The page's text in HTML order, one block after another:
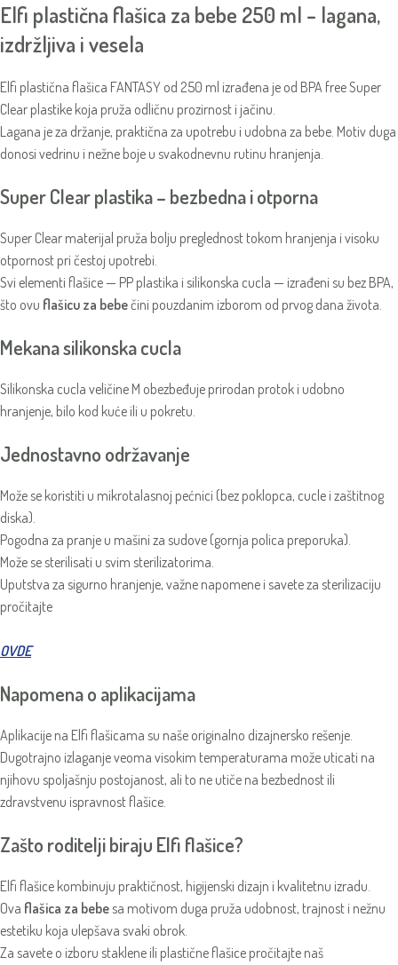
Elfi plastična flašica za bebe 250 ml – lagana,
izdržljiva i vesela
Elfi plastična flašica FANTASY od 250 ml izrađena je od BPA free Super
Clear plastike koja pruža odličnu prozirnost i jačinu.
Lagana je za držanje, praktična za upotrebu i udobna za bebe. Motiv duga
donosi vedrinu i nežne boje u svakodnevnu rutinu hranjenja.
Super Clear plastika – bezbedna i otporna
Super Clear materijal pruža bolju preglednost tokom hranjenja i visoku
otpornost pri čestoj upotrebi.
Svi elementi flašice — PP plastika i silikonska cucla — izrađeni su bez BPA,
što ovu flašicu za bebečini pouzdanim izborom od prvog dana života.
Mekana silikonska cucla
Silikonska cucla veličine M obezbeđuje prirodan protok i udobno
hranjenje, bilo kod kuće ili u pokretu.
Jednostavno održavanje
Može se koristiti u mikrotalasnoj pećnici (bez poklopca, cucle i zaštitnog
diska).
Pogodna za pranje u mašini za sudove (gornja polica preporuka).
Može se sterilisati u svim sterilizatorima.
Uputstva za sigurno hranjenje, važne napomene i savete za sterilizaciju
pročitajte
OVDE
Napomena o aplikacijama
Aplikacije na Elfi flašicama su naše originalno dizajnersko rešenje.
Dugotrajno izlaganje veoma visokim temperaturama može uticati na
njihovu spoljašnju postojanost, ali to ne utiče na bezbednost ili
zdravstvenu ispravnost flašice.
Zašto roditelji biraju Elfi flašice?
Elfi flašice kombinuju praktičnost, higijenski dizajn i kvalitetnu izradu.
Ova flašica za bebesa motivom duga pruža udobnost, trajnost i nežnu
estetiku koja ulepšava svaki obrok.
Za savete o izboru staklene ili plastične flašice pročitajte naš